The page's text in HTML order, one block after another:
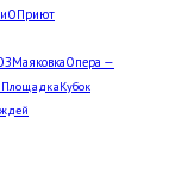
Приют
МаяковкаОпера —
Кубок